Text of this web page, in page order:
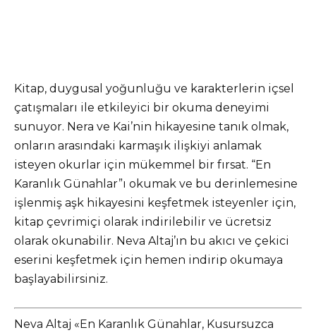
Kitap, duygusal yoğunluğu ve karakterlerin içsel
çatışmaları ile etkileyici bir okuma deneyimi
sunuyor. Nera ve Kai’nin hikayesine tanık olmak,
onların arasındaki karmaşık ilişkiyi anlamak
isteyen okurlar için mükemmel bir fırsat. “En
Karanlık Günahlar”ı okumak ve bu derinlemesine
işlenmiş aşk hikayesini keşfetmek isteyenler için,
kitap çevrimiçi olarak indirilebilir ve ücretsiz
olarak okunabilir. Neva Altaj’ın bu akıcı ve çekici
eserini keşfetmek için hemen indirip okumaya
başlayabilirsiniz.
Neva Altaj «En Karanlık Günahlar, Kusursuzca